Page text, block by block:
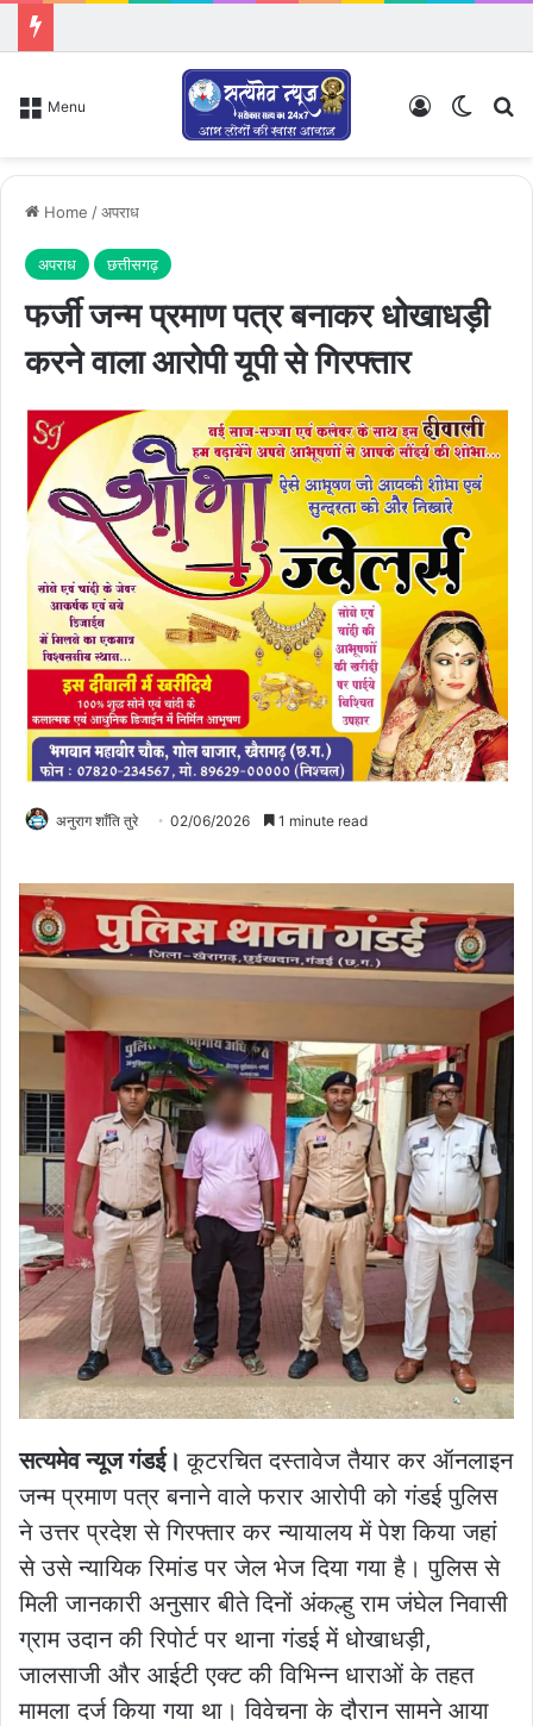
Menu Log In
Home /अपराध
अपराध छत्तीसगढ़
फर्जी जन्म प्रमाण पत्र बनाकर धोखाधड़ी
करने वाला आरोपी यूपी से गिरफ्तार
अनुराग शाँति तुरे 02/06/2026 1 minute read
सत्यमेव न्यूज गंडई।कूटरचित दस्तावेज तैयार कर ऑनलाइन
जन्म प्रमाण पत्र बनाने वाले फरार आरोपी को गंडई पुलिस
ने उत्तर प्रदेश से गिरफ्तार कर न्यायालय में पेश किया जहां
से उसे न्यायिक रिमांड पर जेल भेज दिया गया है। पुलिस से
मिली जानकारी अनुसार बीते दिनों अंकल्हु राम जंघेल निवासी
ग्राम उदान की रिपोर्ट पर थाना गंडई में धोखाधड़ी,
जालसाजी और आईटी एक्ट की विभिन्न धाराओं के तहत
मामला दर्ज किया गया था। विवेचना के दौरान सामने आया